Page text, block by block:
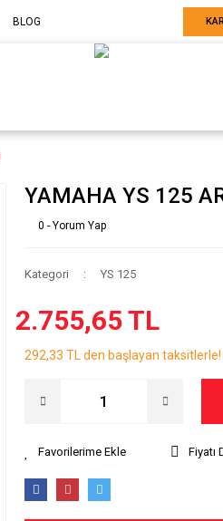
BLOG
YAMAHA YS 125
0 - Yorum Yap
Kategori YS 125
2.755,65 TL
292,33 TL den başlayan taksitlerle!
Fiyatı